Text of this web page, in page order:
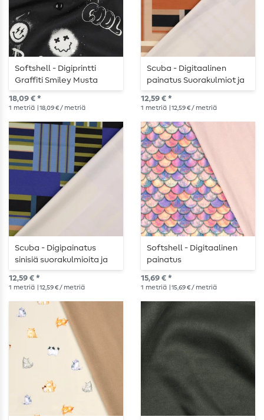
Softshell - Digiprintti
Graffiti Smiley Musta
18,09 € *
1 metriä | 18,09 € / metriä
Scuba - Digitaalinen
painatus Suorakulmiot ja
Raidat Ruskea
12,59 € *
1 metriä | 12,59 € / metriä
Scuba - Digipainatus
sinisiä suorakulmioita ja
raitoja
12,59 € *
1 metriä | 12,59 € / metriä
Softshell - Digitaalinen
painatus
vaaleanpunaiset suomut
15,69 € *
1 metriä | 15,69 € / metriä